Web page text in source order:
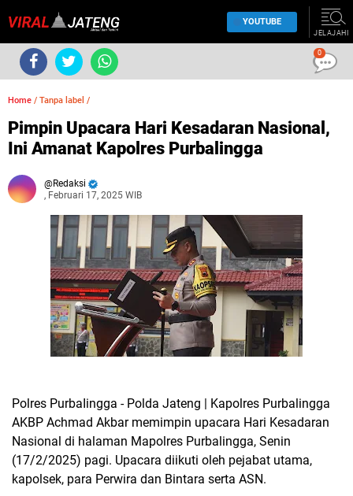
YOUTUBE
JELAJAHI
Home / Tanpa label /
Pimpin Upacara Hari Kesadaran Nasional,
Ini Amanat Kapolres Purbalingga
Redaksi
, Februari 17, 2025 WIB
Polres PurbaIingga - Polda Jateng | Kapolres Purbalingga
AKBP Achmad Akbar memimpin upacara Hari Kesadaran
Nasional di halaman Mapolres Purbalingga, Senin
(17/2/2025) pagi. Upacara diikuti oleh pejabat utama,
kapolsek, para Perwira dan Bintara serta ASN.
0